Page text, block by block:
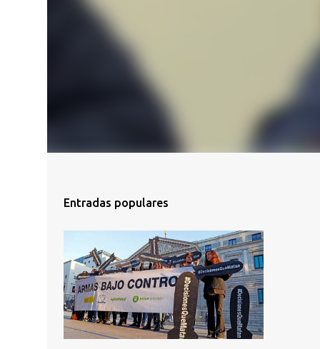
Entradas populares